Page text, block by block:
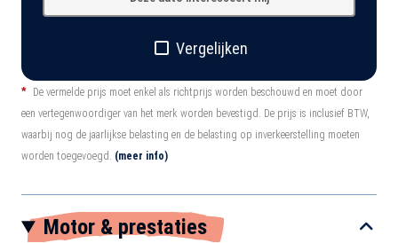
Vergelijken
*
De vermelde prijs moet enkel als richtprijs worden beschouwd en moet door
een vertegenwoordiger van het merk worden bevestigd. De prijs is inclusief BTW,
waarbij nog de jaarlijkse belasting en de belasting op inverkeerstelling moeten
worden toegevoegd. (meer info)
Motor & prestaties